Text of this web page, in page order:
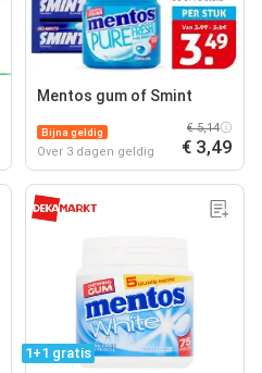
Mentos gum of Smint
Bijna geldig
Over 3 dagen geldig
€ 5,14
€ 3,49
1+1 gratis